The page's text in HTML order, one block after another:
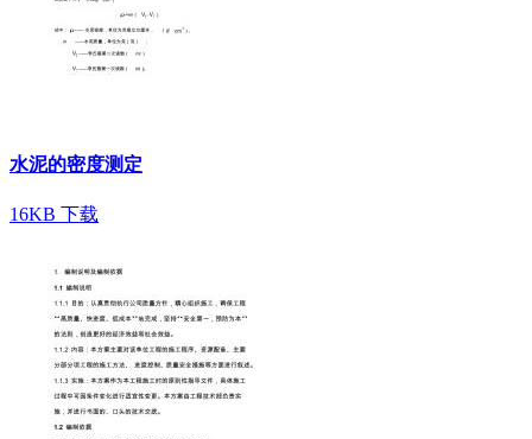
水泥的密度测定
16KB 下载